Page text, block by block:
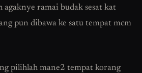
agaknye ramai budak sesat kat
pun dibawa ke satu tempat mcm
pilihlah mane2 tempat korang